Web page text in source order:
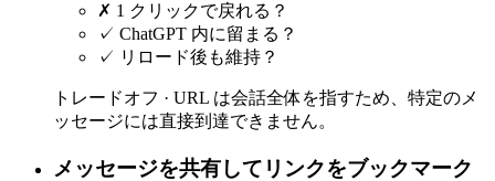
✗ 1 クリックで戻れる？
✓ ChatGPT 内に留まる？
✓ リロード後も維持？
トレードオフ · URL は会話全体を指すため、特定のメ
ッセージには直接到達できません。
メッセージを共有してリンクをブックマーク